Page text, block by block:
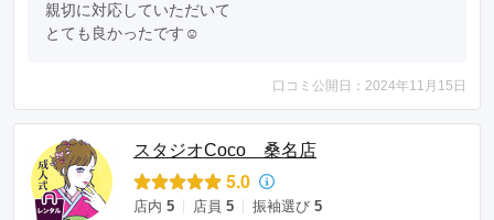
親切に対応していただいて
とても良かったです☺️
口コミ公開日：2024年11月15日
スタジオCoco 桑名店
5.0
店内 5 店員 5 振袖選び 5